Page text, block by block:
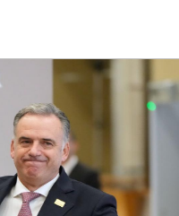
del
de hacerlo